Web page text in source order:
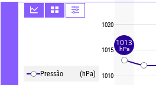
Pressão (hPa)
1020
1015
1010
1013
hPa